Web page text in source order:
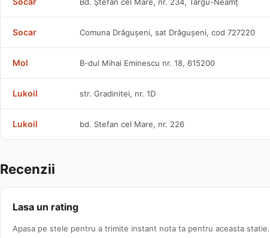
Socar Comuna Drăguşeni, sat Drăguşeni, cod 727220
Mol B-dul Mihai Eminescu nr. 18, 615200
Lukoil str. Gradinitei, nr. 1D
Lukoil bd. Stefan cel Mare, nr. 226
Recenzii
Lasa un rating
Apasa pe stele pentru a trimite instant nota ta pentru aceasta statie.